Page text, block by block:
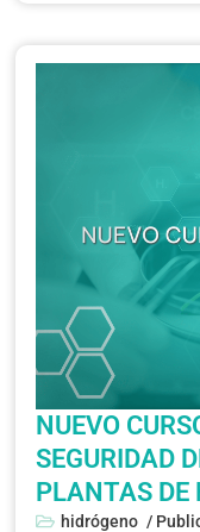
NUEVO
SEGURIDAD
PLANTAS DE
hidrógeno /